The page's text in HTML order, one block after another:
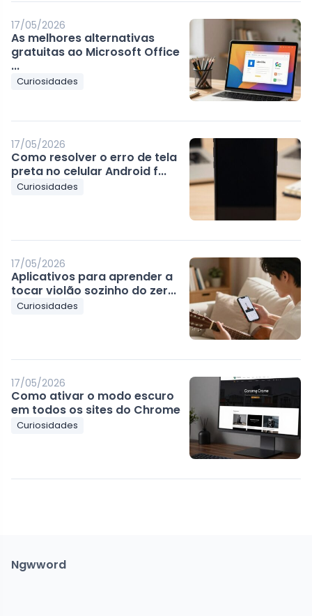
17/05/2026
As melhores alternativas
gratuitas ao Microsoft Office
...
Curiosidades
17/05/2026
Como resolver o erro de tela
preta no celular Android f...
Curiosidades
17/05/2026
Aplicativos para aprender a
tocar violão sozinho do zer...
Curiosidades
17/05/2026
Como ativar o modo escuro
em todos os sites do Chrome
Curiosidades
Ngwword